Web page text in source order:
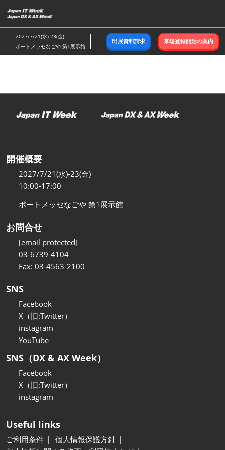
キ
ッ
し
む
2027/7/21(水)-23(金)
ポートメッセなごや 第1展示館
出展資料請求 来場登録開始の案内
開催概要
2027/7/21(水)-23(金)
10:00-17:00
ポートメッセなごや 第1展示館
お問合せ
[email protected]
03-6739-4104
Fax: 03-4563-2100
SNS
Facebook
X（旧:Twitter）
instagram
YouTube
SNS（DX & AX Week）
Facebook
X（旧:Twitter）
instagram
Useful links
ご利用条件
個人情報保護方針